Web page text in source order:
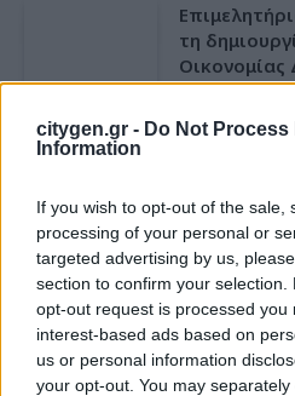
citygen.gr - Do Not Process
Information
If you wish to opt-out of the sale,
processing of your personal or
targeted advertising by us,
section to confirm your
opt-out request is processed you
interest-based ads based on
us or personal information
your opt-out. You may
τη
Οικονομίας
30 Ιουλίου